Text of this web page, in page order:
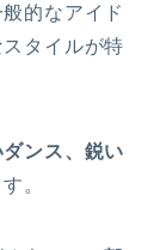
的なアイド
タイルが特
ンス、鋭い
。